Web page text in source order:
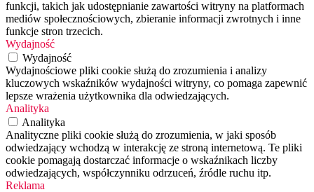
funkcji, takich jak udostępnianie zawartości witryny na platformach
mediów społecznościowych, zbieranie informacji zwrotnych i inne
funkcje stron trzecich.
Wydajność
Wydajność
Wydajnościowe pliki cookie służą do zrozumienia i analizy
kluczowych wskaźników wydajności witryny, co pomaga zapewnić
lepsze wrażenia użytkownika dla odwiedzających.
Analityka
Analityka
Analityczne pliki cookie służą do zrozumienia, w jaki sposób
odwiedzający wchodzą w interakcję ze stroną internetową. Te pliki
cookie pomagają dostarczać informacje o wskaźnikach liczby
odwiedzających, współczynniku odrzuceń, źródle ruchu itp.
Reklama